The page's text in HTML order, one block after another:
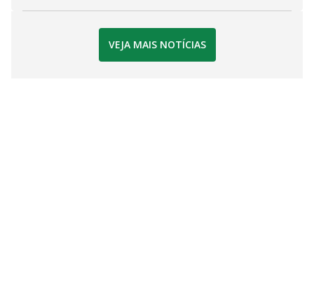
VEJA MAIS NOTÍCIAS